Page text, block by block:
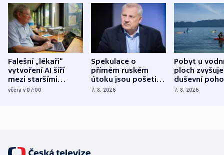
Falešní „lékaři“
vytvoření AI šíří
mezi staršími
Poláky nebezpečné
včera v 07:00
Spekulace o
přímém ruském
útoku jsou pošetilé,
míní estonský
7. 8. 2026
Pobyt u
ploch zvyšuje
duševní
ukázala
7. 8. 2026